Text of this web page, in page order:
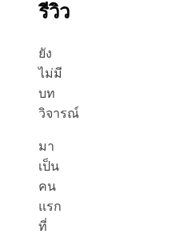
รีวิว
ยัง
ไม่มี
บท
วิจารณ์
มา
เป็น
คน
แรก
ที่